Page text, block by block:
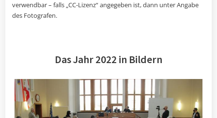
verwendbar – falls „CC-Lizenz“ angegeben ist, dann unter Angabe
des Fotografen.
Das Jahr 2022 in Bildern